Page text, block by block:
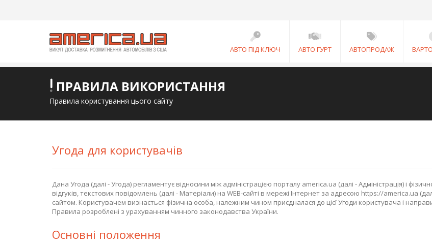
АВТО ПІД КЛЮЧ АВТО ГУРТ АВТОПРОДАЖ
ПРАВИЛА ВИКОРИСТАННЯ
Правила користування цього сайту
Угода для користувачів
Дана Угода (далі - Угода) регламентує відносини між адміністрацією порталу america.ua (далі - Адміністрація) і
відгуків, текстових повідомлень (далі - Матеріали) на WEB-сайті в мережі Інтернет за адресою https://america.ua
сайтом. Користувачем визнається фізична особа, належним чином приєдналася до цієї Угоди користувача і
Правила розроблені з урахуванням чинного законодавства України.
Основні положення